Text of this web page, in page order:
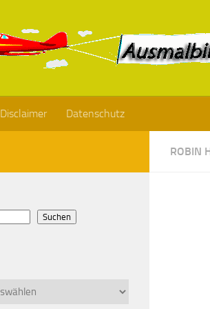
Disclaimer Datenschutz
ROBIN
Suchen